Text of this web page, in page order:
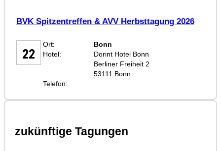
BVK Spitzentreffen & AVV Herbsttagung 2026
22
Ort:
Bonn
Hotel:
Dorint Hotel Bonn
Berliner Freiheit 2
53111 Bonn
Telefon:
zukünftige Tagungen